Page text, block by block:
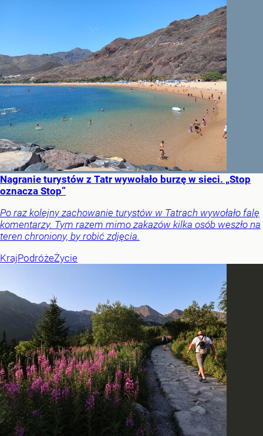
Nagranie turystów z Tatr wywołało burzę w sieci. „Stop
oznacza Stop”
Po raz kolejny zachowanie turystów w Tatrach wywołało falę
komentarzy. Tym razem mimo zakazów kilka osób weszło na
teren chroniony, by robić zdjęcia.
KrajPodróżeŻycie